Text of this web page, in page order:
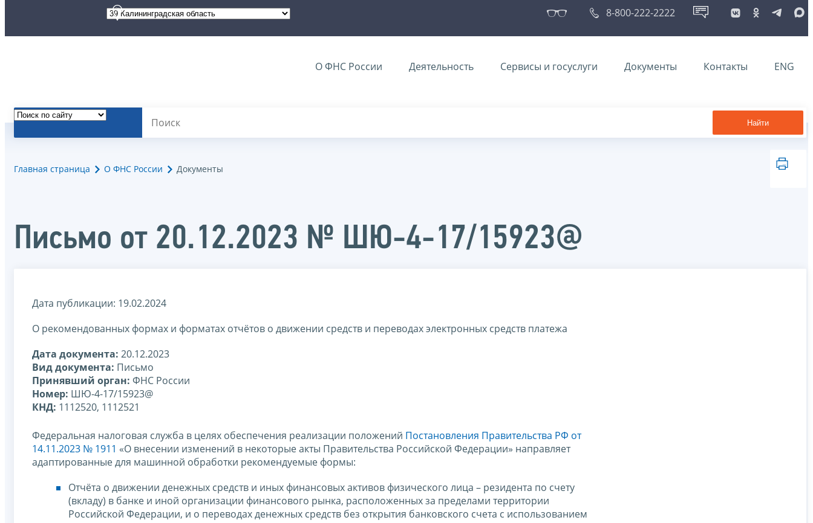
8-800-222-2222
О ФНС России Деятельность Сервисы и госуслуги Документы Контакты ENG
Найти
Главная страница О ФНС России Документы
Письмо от 20.12.2023 № ШЮ-4-17/15923@
Дата публикации: 19.02.2024
О рекомендованных формах и форматах отчётов о движении средств и переводах электронных средств платежа
Дата документа: 20.12.2023
Вид документа: Письмо
Принявший орган: ФНС России
Номер: ШЮ-4-17/15923@
КНД: 1112520, 1112521
Федеральная налоговая служба в целях обеспечения реализации положений Постановления Правительства РФ от
14.11.2023 № 1911 «О внесении изменений в некоторые акты Правительства Российской Федерации» направляет
адаптированные для машинной обработки рекомендуемые формы:
Отчёта о движении денежных средств и иных финансовых активов физического лица – резидента по счету
(вкладу) в банке и иной организации финансового рынка, расположенных за пределами территории
Российской Федерации, и о переводах денежных средств без открытия банковского счета с использованием